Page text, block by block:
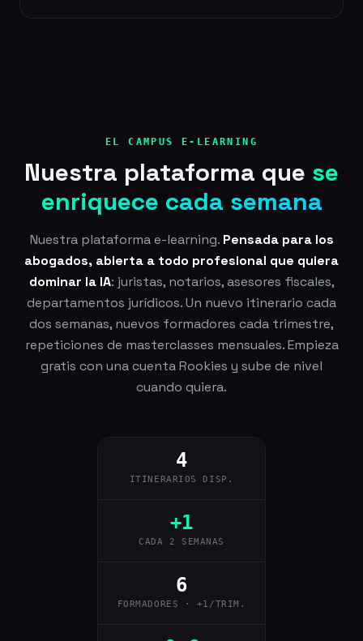
EL CAMPUS E-LEARNING
Nuestra plataforma que se
enriquece cada semana
Nuestra plataforma e-learning. Pensada para los
abogados, abierta a todo profesional que quiera
dominar la IA: juristas, notarios, asesores fiscales,
departamentos jurídicos. Un nuevo itinerario cada
dos semanas, nuevos formadores cada trimestre,
repeticiones de masterclasses mensuales. Empieza
gratis con una cuenta Rookies y sube de nivel
cuando quiera.
4
ITINERARIOS DISP.
+1
CADA 2 SEMANAS
6
FORMADORES · +1/TRIM.